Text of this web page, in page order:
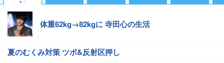
体重62kg→82kgに 寺田心の生活
夏のむくみ対策 ツボ&反射区押し